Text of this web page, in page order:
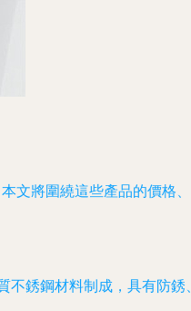
文將圍繞這些產品的價格
銹鋼材料制成，具有防